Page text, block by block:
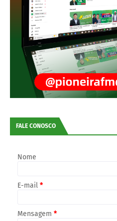
FALE CONOSCO
Nome
E-mail *
Mensagem *